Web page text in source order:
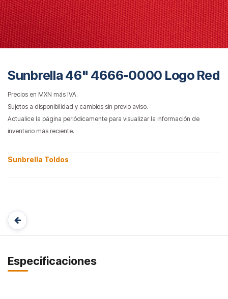
Sunbrella 46" 4666-0000 Logo Red
Precios en MXN más IVA.
Sujetos a disponibilidad y cambios sin previo aviso.
Actualice la página periódicamente para visualizar la información de
inventario más reciente.
Sunbrella Toldos
Especificaciones